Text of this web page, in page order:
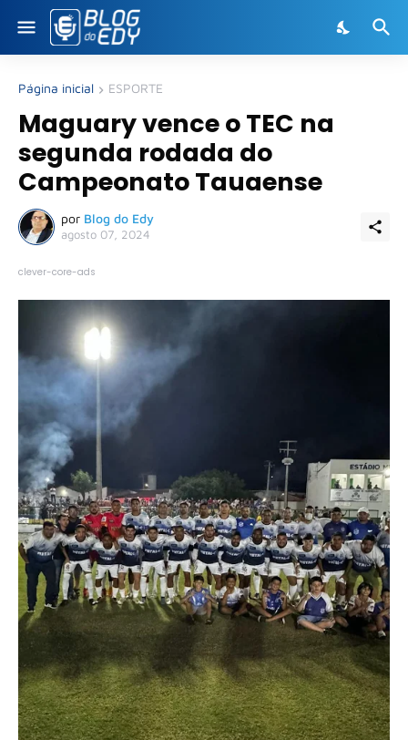
Página inicial ESPORTE
Maguary vence o TEC na
segunda rodada do
Campeonato Tauaense
por Blog do Edy
agosto 07, 2024
clever-core-ads